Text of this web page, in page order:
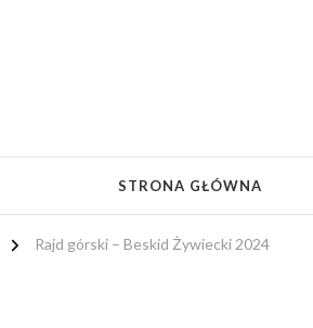
STRONA GŁÓWNA
Rajd górski – Beskid Żywiecki 2024